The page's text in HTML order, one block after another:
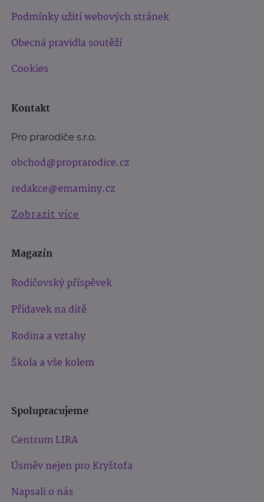
Podmínky užití webových stránek
Obecná pravidla soutěží
Cookies
Kontakt
Pro prarodiče s.r.o.
obchod@proprarodice.cz
redakce@emaminy.cz
Zobrazit více
Magazín
Rodičovský příspěvek
Přídavek na dítě
Rodina a vztahy
Škola a vše kolem
Spolupracujeme
Centrum LIRA
Úsměv nejen pro Kryštofa
Napsali o nás